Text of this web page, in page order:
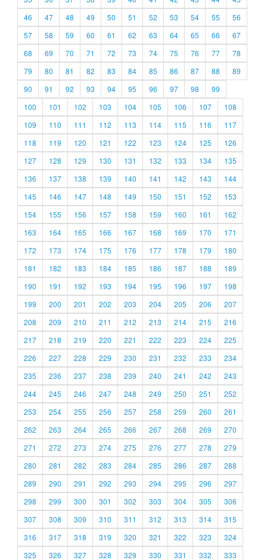
46
47 48 49 50 51 52 53 54 55
56
57
58 59 60 61 62 63 64 65 66
67
68
69 70 71 72 73 74 75 76 77
78
79
80 81 82 83 84 85 86 87 88
89
90
91 92 93 94 95 96 97 98
99
100
101 102 103 104 105 106 107
108
109
110 111 112 113 114 115 116
117
118
119 120 121 122 123 124 125
126
127
128 129 130 131 132 133 134
135
136
137 138 139 140 141 142 143
144
145
146 147 148 149 150 151 152
153
154
155 156 157 158 159 160 161
162
163
164 165 166 167 168 169 170
171
172
173 174 175 176 177 178 179
180
181
182 183 184 185 186 187 188
189
190
191 192 193 194 195 196 197
198
199
200 201 202 203 204 205 206
207
208
209 210 211 212 213 214 215
216
217
218 219 220 221 222 223 224
225
226
227 228 229 230 231 232 233
234
235
236 237 238 239 240 241 242
243
244
245 246 247 248 249 250 251
252
253
254 255 256 257 258 259 260
261
262
263 264 265 266 267 268 269
270
271
272 273 274 275 276 277 278
279
280
281 282 283 284 285 286 287
288
289
290 291 292 293 294 295 296
297
298
299 300 301 302 303 304 305
306
307
308 309 310 311 312 313 314
315
316
317 318 319 320 321 322 323
324
325
326 327 328 329 330 331 332 333